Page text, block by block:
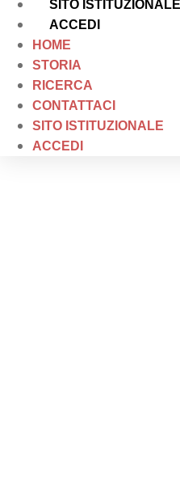
SITO ISTITUZIONALE
ACCEDI
HOME
STORIA
RICERCA
CONTATTACI
SITO ISTITUZIONALE
ACCEDI